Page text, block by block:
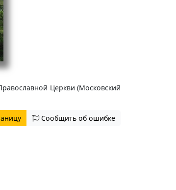
Церкви (Московский
Сообщить об ошибке